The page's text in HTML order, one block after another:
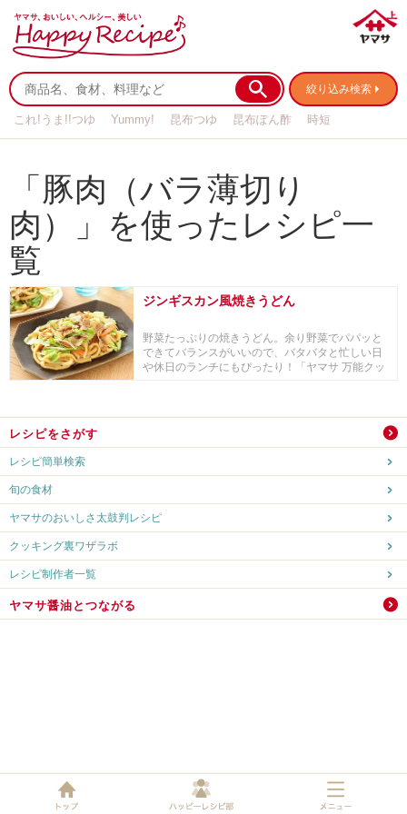
絞り込み検索
これ!うま!!つゆ Yummy! 昆布つゆ 昆布ぽん酢
時短
「豚肉（バラ薄切り
肉）」を使ったレシピ一
覧
ジンギスカン風焼きうどん
野菜たっぷりの焼きうどん。余り野菜でパパッと
できてバランスがいいので、バタバタと忙しい日
や休日のランチにもぴったり！「ヤマサ 万能クッ
レシピをさがす
レシピ簡単検索
旬の食材
ヤマサのおいしさ太鼓判レシピ
クッキング裏ワザラボ
レシピ制作者一覧
ヤマサ醤油とつながる